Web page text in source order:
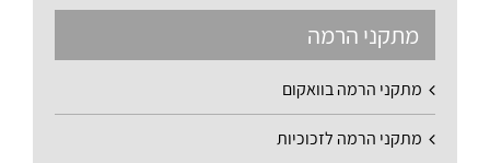
מתקני הרמה
מתקני הרמה בוואקום
מתקני הרמה לזכוכיות